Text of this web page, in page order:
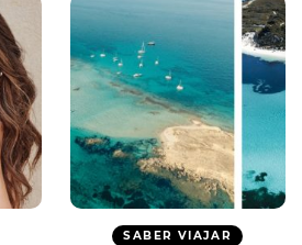
SABER VIAJAR